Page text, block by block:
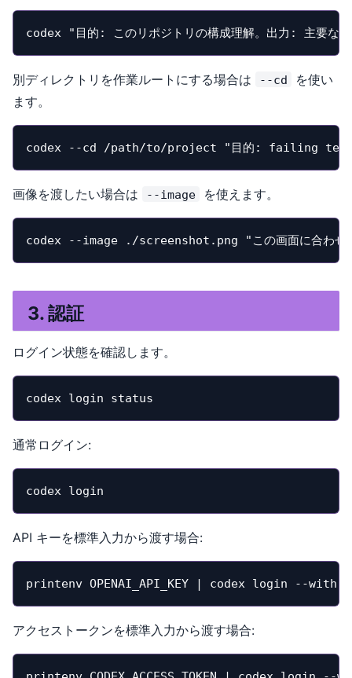
codex "目的: このリポジトリの構成理解。出力: 主要な起
別ディレクトリを作業ルートにする場合は --cd
を使い
ます。
codex --cd /path/to/project "目的: failing test の原
画像を渡したい場合は --image を使えます。
codex --image ./screenshot.png "この画面に合わせて
3. 認証
ログイン状態を確認します。
codex login status
通常ログイン:
codex login
API キーを標準入力から渡す場合:
printenv OPENAI_API_KEY | codex login --with-
アクセストークンを標準入力から渡す場合: